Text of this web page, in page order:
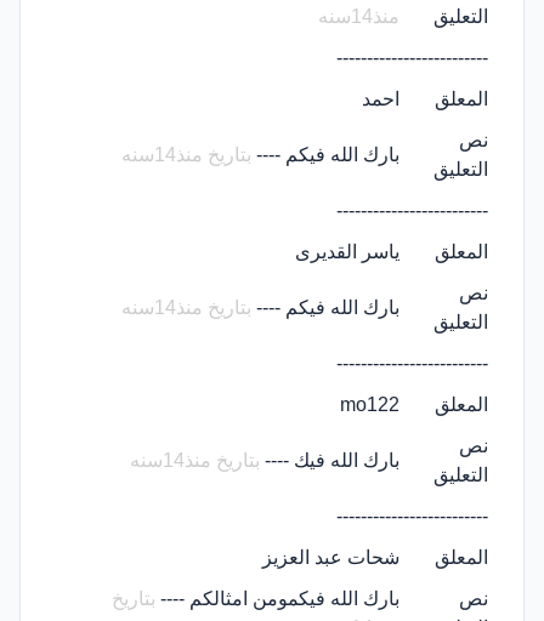
التعليق
منذ14سنه
-------------------------
المعلق
احمد
نص
التعليق
بارك الله فيكم ---- بتاريخ منذ14سنه
-------------------------
المعلق
ياسر القديرى
نص
التعليق
بارك الله فيكم ---- بتاريخ منذ14سنه
-------------------------
المعلق
mo122
نص
التعليق
بارك الله فيك ---- بتاريخ منذ14سنه
-------------------------
المعلق
شحات عبد العزيز
نص
بارك الله فيكمومن امثالكم ---- بتاريخ